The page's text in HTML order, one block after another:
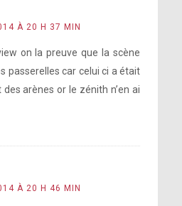
le concept
restaurant de
Lorde
À 20 H 37 MIN
on la preuve que la scène
passerelles car celui ci a était
arènes or le zénith n’en ai
À 20 H 46 MIN